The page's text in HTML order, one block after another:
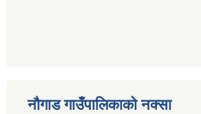
नौगाड गाउँपालिकाको नक्सा